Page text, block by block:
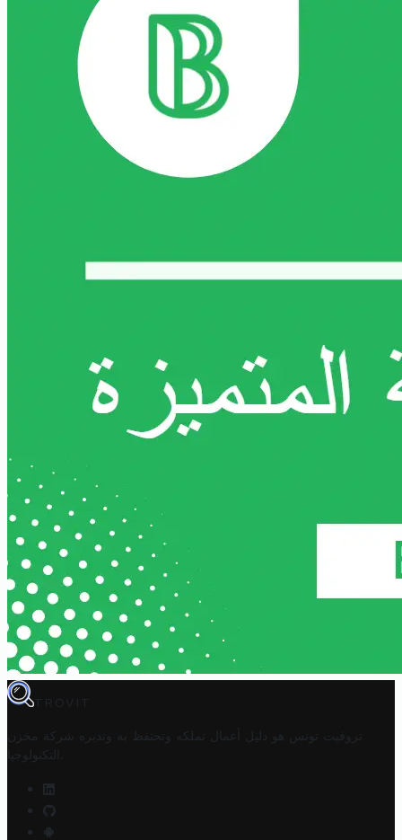
TROVIT
تروفيت تونس هو دليل أعمال تملكه وتحتفظ به وتديره
شركة مخزن
التكنولوجيا